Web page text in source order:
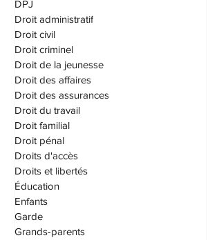
Dommages punitifs
DPJ
Droit administratif
Droit civil
Droit criminel
Droit de la jeunesse
Droit des affaires
Droit des assurances
Droit du travail
Droit familial
Droit pénal
Droits d'accès
Droits et libertés
Éducation
Enfants
Garde